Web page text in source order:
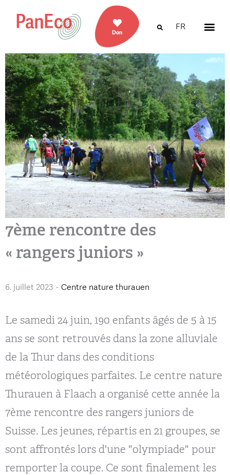
Don
FR
7ème rencontre des
« rangers juniors »
6. juillet 2023 - Centre nature thurauen
Le samedi 24 juin, 190 enfants âgés de 5 à 15
ans se sont retrouvés dans la zone alluviale
de la Thur dans des conditions
météorologiques parfaites. Le centre nature
Thurauen à Flaach a organisé cette année la
7ème rencontre des rangers juniors de
Suisse. Les jeunes, répartis en 21 groupes, se
sont affrontés lors d'une "olympiade" pour
remporter la coupe. Ce sont finalement les